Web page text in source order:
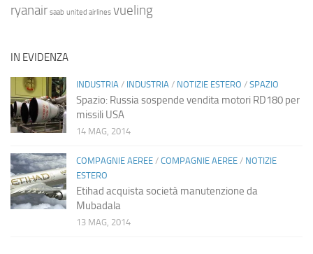
ryanair saab united airlines vueling
IN EVIDENZA
INDUSTRIA / INDUSTRIA / NOTIZIE ESTERO / SPAZIO
Spazio: Russia sospende vendita motori RD180 per
missili USA
14 MAG, 2014
COMPAGNIE AEREE / COMPAGNIE AEREE / NOTIZIE
ESTERO
Etihad acquista società manutenzione da
Mubadala
13 MAG, 2014